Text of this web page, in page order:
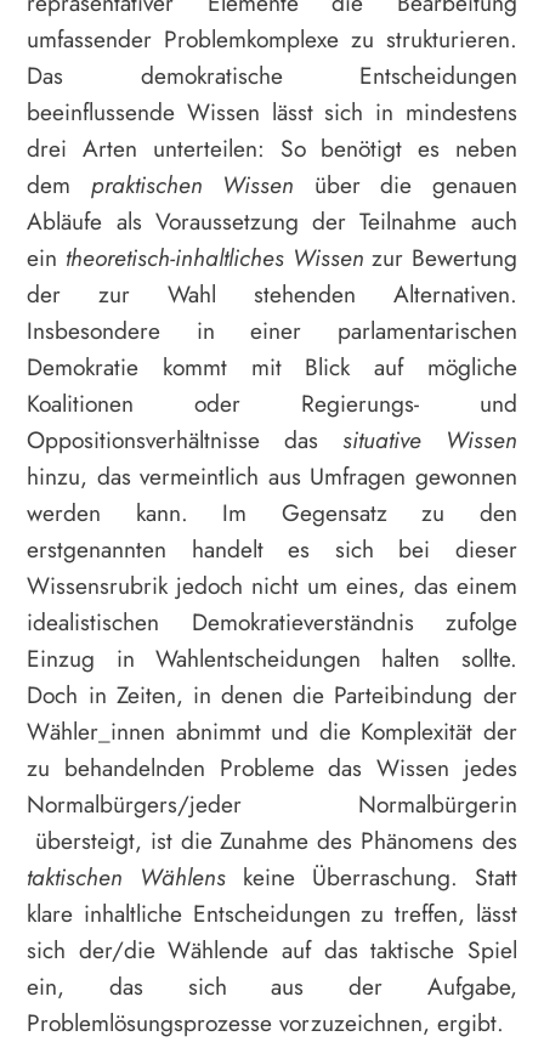
umfassender Problemkomplexe zu strukturieren.
Das demokratische Entscheidungen
beeinflussende Wissen lässt sich in mindestens
drei Arten unterteilen: So benötigt es neben
dem praktischen Wissen über die genauen
Abläufe als Voraussetzung der Teilnahme auch
ein theoretisch-inhaltliches Wissen zur Bewertung
der zur Wahl stehenden Alternativen.
Insbesondere in einer parlamentarischen
Demokratie kommt mit Blick auf mögliche
Koalitionen oder Regierungs- und
Oppositionsverhältnisse das situative Wissen
hinzu, das vermeintlich aus Umfragen gewonnen
werden kann. Im Gegensatz zu den
erstgenannten handelt es sich bei dieser
Wissensrubrik jedoch nicht um eines, das einem
idealistischen Demokratieverständnis zufolge
Einzug in Wahlentscheidungen halten sollte.
Doch in Zeiten, in denen die Parteibindung der
Wähler_innen abnimmt und die Komplexität der
zu behandelnden Probleme das Wissen jedes
Normalbürgers/jeder Normalbürgerin
übersteigt, ist die Zunahme des Phänomens des
taktischen Wählens keine Überraschung. Statt
klare inhaltliche Entscheidungen zu treffen, lässt
sich der/die Wählende auf das taktische Spiel
ein, das sich aus der Aufgabe,
Problemlösungsprozesse vorzuzeichnen, ergibt.